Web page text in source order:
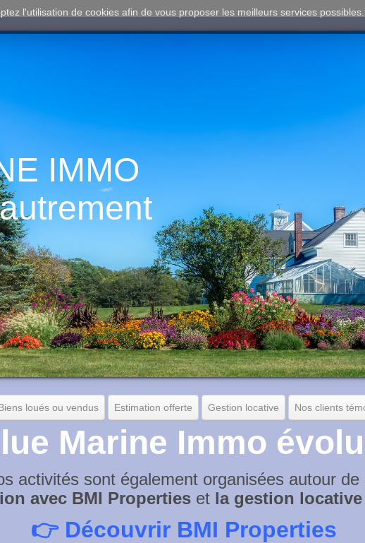
IMMO
loués ou vendus Estimation offerte Gestion locative Nos clients
Marine Immo
activités sont également organisées autour
avec BMI Properties et la gestion
👉 Découvrir BMI Properties
l'utilisation de cookies afin de vous proposer les meilleurs services possibles.